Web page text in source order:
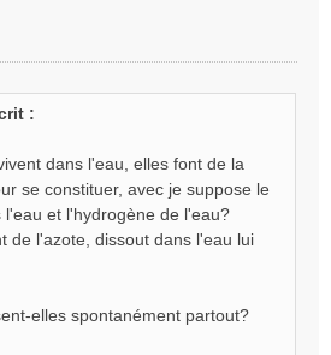
:
dans l'eau, elles font de la
se constituer, avec je suppose le
l'eau et l'hydrogène de l'eau?
de l'azote, dissout dans l'eau lui
elles spontanément partout?